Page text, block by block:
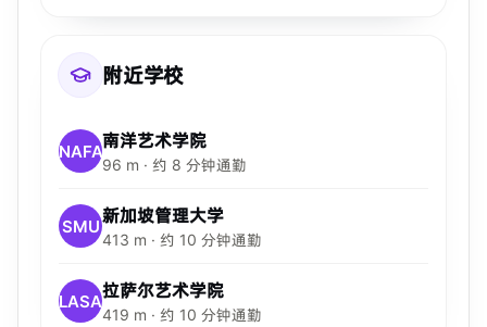
附近学校
NAFA南洋艺术学院
96 m · 约 8 分钟通勤
SMU新加坡管理大学
413 m · 约 10 分钟通勤
LASA拉萨尔艺术学院
419 m · 约 10 分钟通勤